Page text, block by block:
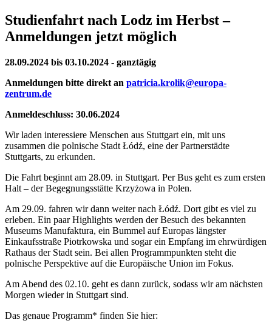
Studienfahrt nach Lodz im Herbst –
Anmeldungen jetzt möglich
28.09.2024 bis 03.10.2024 - ganztägig
Anmeldungen bitte direkt an patricia.krolik@europa-
zentrum.de
Anmeldeschluss: 30.06.2024
Wir laden interessiere Menschen aus Stuttgart ein, mit uns
zusammen die polnische Stadt Łódź, eine der Partnerstädte
Stuttgarts, zu erkunden.
Die Fahrt beginnt am 28.09. in Stuttgart. Per Bus geht es zum ersten
Halt – der Begegnungsstätte Krzyżowa in Polen.
Am 29.09. fahren wir dann weiter nach Łódź. Dort gibt es viel zu
erleben. Ein paar Highlights werden der Besuch des bekannten
Museums Manufaktura, ein Bummel auf Europas längster
Einkaufsstraße Piotrkowska und sogar ein Empfang im ehrwürdigen
Rathaus der Stadt sein. Bei allen Programmpunkten steht die
polnische Perspektive auf die Europäische Union im Fokus.
Am Abend des 02.10. geht es dann zurück, sodass wir am nächsten
Morgen wieder in Stuttgart sind.
Das genaue Programm* finden Sie hier: